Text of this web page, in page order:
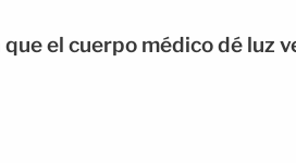
el cuerpo médico dé luz